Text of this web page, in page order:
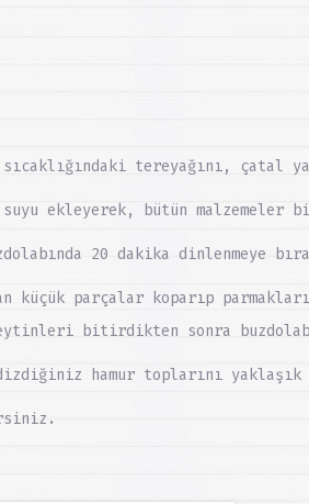
tereyağını, çatal
ekleyerek, bütün malzemeler
20 dakika dinlenmeye
küçük parçalar koparıp
bitirdikten sonra
hamur toplarını